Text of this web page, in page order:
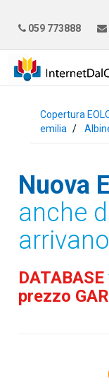
059 773888
Copertura
emilia
Nuova
anche
DATABASE
prezzo